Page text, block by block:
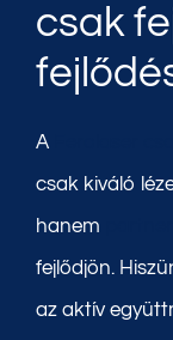
csak
A
csak kiváló
hanem
fejlődjön.
az aktív